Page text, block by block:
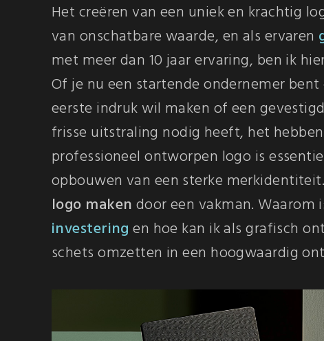
Het creëren van een uniek en krachtig
van onschatbare waarde, en als ervaren
met meer dan 10 jaar ervaring, ben ik
Of je nu een startende ondernemer bent
eerste indruk wil maken of een
frisse uitstraling nodig heeft, het
professioneel ontworpen logo is
opbouwen van een sterke
logo maken door een vakman. Waarom
investering en hoe kan ik als grafisch
schets omzetten in een hoogwaardig